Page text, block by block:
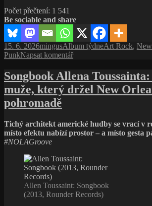
jako
kronikáři
neklidu
Počet přečtení: 1 541
Be sociable and share
Publikováno:
15. 6. 2026Autor:
mingusRubriky:
Album týdneŠtítky:
Art Rock,
PunkNapsat komentářpro
názvem
Talking
neklidu
Songbook Allena
muže, který držel New
pohromadě
Tichý architekt americké hudby se vrací v
místo efektu nabízí prostor – a místo gesta
#NOLAGroove
Allen Toussaint: Songbook
(2013, Rounder Records)